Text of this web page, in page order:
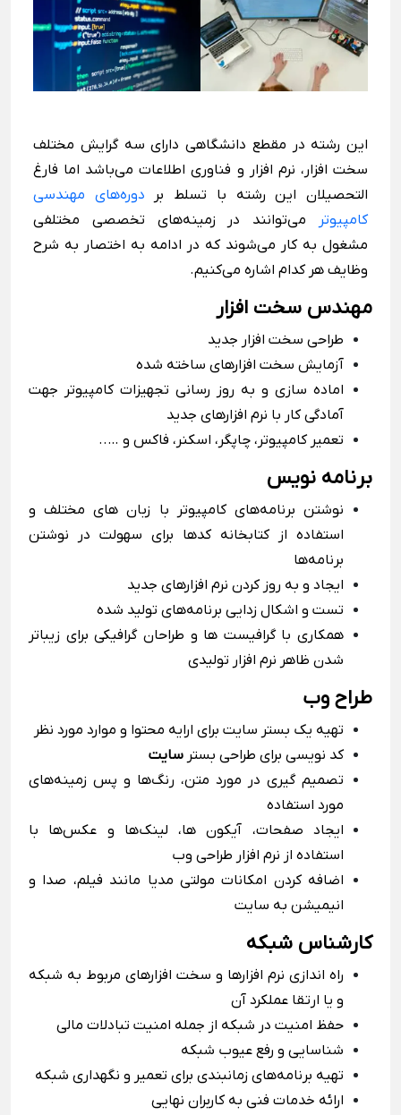
این رشته در مقطع دانشگاهی دارای سه گرایش مختلف
سخت افزار، نرم افزار و فناوری اطلاعات می‌باشد اما فارغ
التحصیلان این رشته با تسلط بر دوره‌های مهندسی
کامپیوتر
می‌توانند در زمینه‌های تخصصی مختلفی
مشغول به کار می‌شوند که در ادامه به اختصار به شرح
وظایف هر کدام اشاره می‌کنیم.
مهندس سخت افزار
طراحی سخت افزار جدید
آزمایش سخت افزارهای ساخته شده
اماده سازی و به روز رسانی تجهیزات کامپیوتر جهت
آمادگی کار با نرم افزارهای جدید
تعمیر کامپیوتر، چاپگر، اسکنر، فاکس و …..
برنامه نویس
نوشتن برنامه‌های کامپیوتر با زبان های مختلف و
استفاده از کتابخانه کدها برای سهولت در نوشتن
برنامه‌ها
ایجاد و به روز کردن نرم افزارهای جدید
تست و اشکال زدایی برنامه‌های تولید شده
همکاری با گرافیست ها و طراحان گرافیکی برای زیباتر
شدن ظاهر نرم افزار تولیدی
طراح وب
تهیه یک بستر سایت برای ارایه محتوا و موارد مورد نظر
کد نویسی برای طراحی بستر سایت
تصمیم گیری در مورد متن، رنگ‌ها و پس زمینه‌های
مورد استفاده
ایجاد صفحات، آیکون ها، لینک‌ها و عکس‌ها با
استفاده از نرم افزار طراحی وب
اضافه کردن امکانات مولتی مدیا مانند فیلم، صدا و
انیمیشن به سایت
کارشناس شبکه
راه اندازی نرم افزارها و سخت افزارهای مربوط به شبکه
و یا ارتقا عملکرد آن
حفظ امنیت در شبکه از جمله امنیت تبادلات مالی
شناسایی و رفع عیوب شبکه
تهیه برنامه‌های زمانبندی برای تعمیر و نگهداری شبکه
ارائه خدمات فنی به کاربران نهایی